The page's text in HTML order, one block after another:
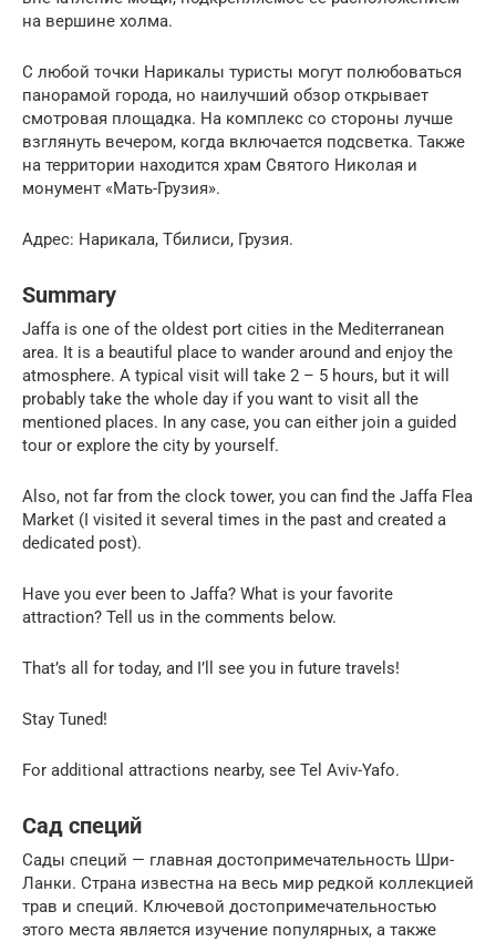
на вершине холма.
С любой точки Нарикалы туристы могут полюбоваться
панорамой города, но наилучший обзор открывает
смотровая площадка. На комплекс со стороны лучше
взглянуть вечером, когда включается подсветка. Также
на территории находится храм Святого Николая и
монумент «Мать-Грузия».
Адрес: Нарикала, Тбилиси, Грузия.
Summary
Jaffa is one of the oldest port cities in the Mediterranean
area. It is a beautiful place to wander around and enjoy the
atmosphere. A typical visit will take 2 – 5 hours, but it will
probably take the whole day if you want to visit all the
mentioned places. In any case, you can either join a guided
tour or explore the city by yourself.
Also, not far from the clock tower, you can find the Jaffa Flea
Market (I visited it several times in the past and created a
dedicated post).
Have you ever been to Jaffa? What is your favorite
attraction? Tell us in the comments below.
That’s all for today, and I’ll see you in future travels!
Stay Tuned!
For additional attractions nearby, see Tel Aviv-Yafo.
Сад специй
Сады специй — главная достопримечательность Шри-
Ланки. Страна известна на весь мир редкой коллекцией
трав и специй. Ключевой достопримечательностью
этого места является изучение популярных, а также